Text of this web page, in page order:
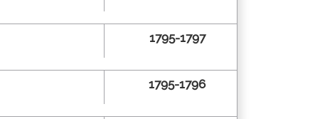
1795-1797
1795-1796